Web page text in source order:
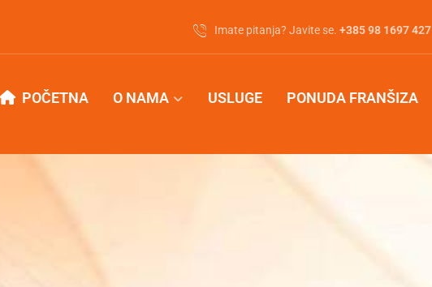
Imate pitanja? Javite se.‭+385 98 1697 427‬
POČETNA O NAMA USLUGE PONUDA FRANŠIZA